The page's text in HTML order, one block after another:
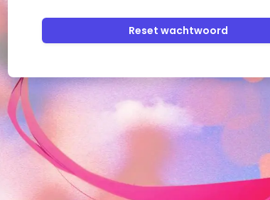
Reset wachtwoord